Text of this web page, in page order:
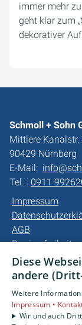
immer mehr
geht klar zum
dekorativer
Schmoll + Sohn
Mittlere Kanalstr.
90429 Nürnberg
E-Mail:
Tel.: 0911
Impressum
AGB
Unsere Bereiche
Gewerbekunden
Karriere
Diese
andere
Weitere
Impressum •
Wir und auch